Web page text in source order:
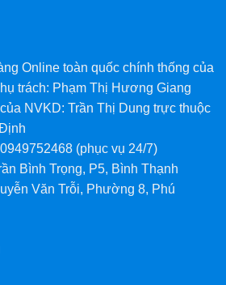
Online toàn quốc chính thống của
trách: Phạm Thị Hương Giang
NVKD: Trần Thị Dung trực thuộc
(phục vụ 24/7)
Bình Trọng, P5, Bình Thạnh
Văn Trỗi, Phường 8, Phú